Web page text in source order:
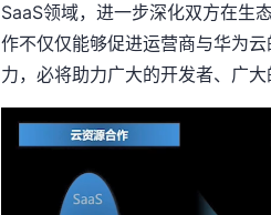
SaaS领域，进一步深化双方在生
作不仅仅能够促进运营商与华为
力，必将助力广大的开发者、广大